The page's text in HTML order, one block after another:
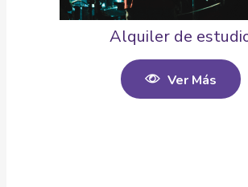
Alquiler de
Ver Más